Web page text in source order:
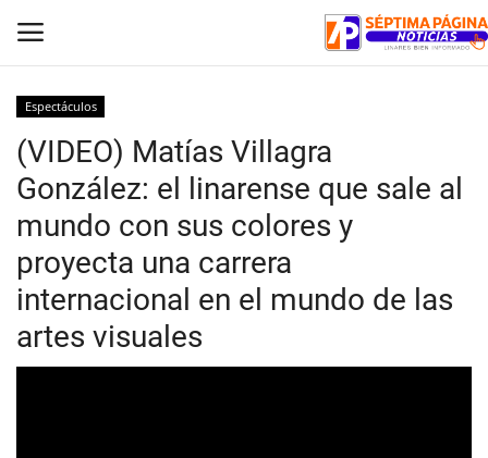
Inicio
Crónica
Policial
Tribunales
Deporte
Espectáculos
(VIDEO) Matías Villagra
González: el linarense que sale al
mundo con sus colores y
proyecta una carrera
internacional en el mundo de las
artes visuales